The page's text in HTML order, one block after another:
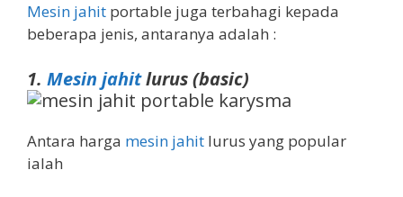
Mesin jahit portable juga terbahagi kepada
beberapa jenis, antaranya adalah :
1. Mesin jahitlurus (basic)
Antara harga mesin jahit lurus yang popular
ialah